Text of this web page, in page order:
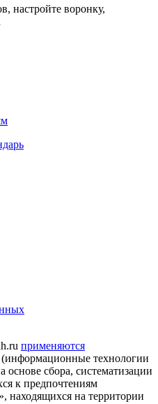
настройте воронку,
применяются
(информационные технологии
сбора, систематизации
к предпочтениям
находящихся на территории